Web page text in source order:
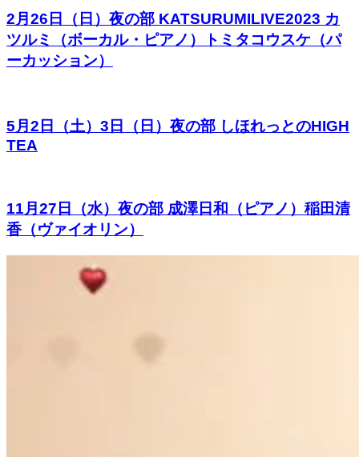
2月26日（日）夜の部 KATSURUMILIVE2023 カ
ツルミ（ボーカル・ピアノ）トミタコウスケ（パ
ーカッション）
5月2日（土）3日（日）夜の部 しほれっとのHIGH
TEA
11月27日（水）夜の部 成澤日和（ピアノ）稲田清
香（ヴァイオリン）